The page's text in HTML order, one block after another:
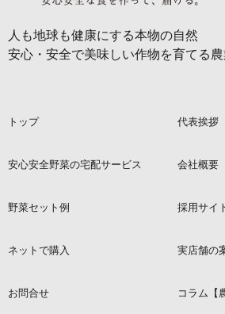
人も地球も健康にする本物の自然
安心・安全で美味しい作物を育てる
トップ 代表挨拶
安心安全野菜の宅配サービス 会社概要
野菜セット例 採用サイ
ネットで購入 実店舗の
お問合せ コラム【